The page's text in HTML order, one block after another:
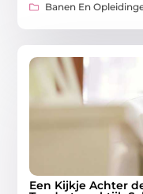
Banen En
Een Kijkje Achter